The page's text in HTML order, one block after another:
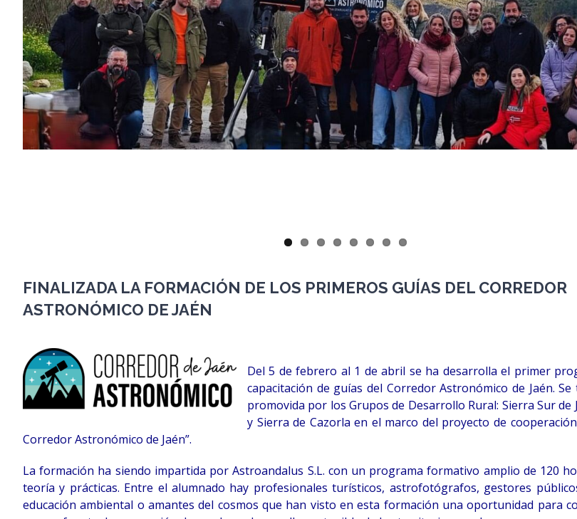
FINALIZADA LA FORMACIÓN DE LOS PRIMEROS GUÍAS DEL CORREDOR
ASTRONÓMICO DE JAÉN
Del 5 de febrero al 1 de abril se ha desarrolla el primer
capacitación de guías del Corredor Astronómico de Jaén.
promovida por los Grupos de Desarrollo Rural: Sierra Sur de
y Sierra de Cazorla en el marco del proyecto de
Corredor Astronómico de Jaén”.
La formación ha siendo impartida por Astroandalus S.L. con un programa formativo amplio de 120
teoría y prácticas. Entre el alumnado hay profesionales turísticos, astrofotógrafos, gestores
educación ambiental o amantes del cosmos que han visto en esta formación una oportunidad para